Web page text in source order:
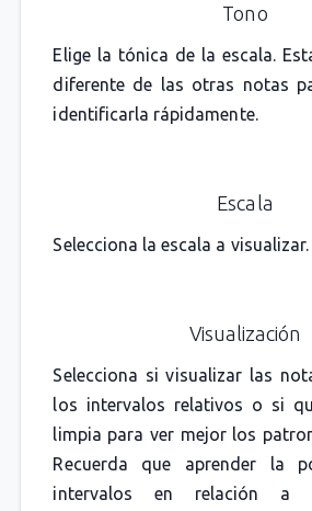
Tono
Elige la tónica de la escala.
diferente de las otras notas
identificarla rápidamente.
Escala
Selecciona la escala a visualizar.
Visualización
Selecciona si visualizar las
los intervalos relativos o si
limpia para ver mejor los
Recuerda que aprender la
intervalos en relación a